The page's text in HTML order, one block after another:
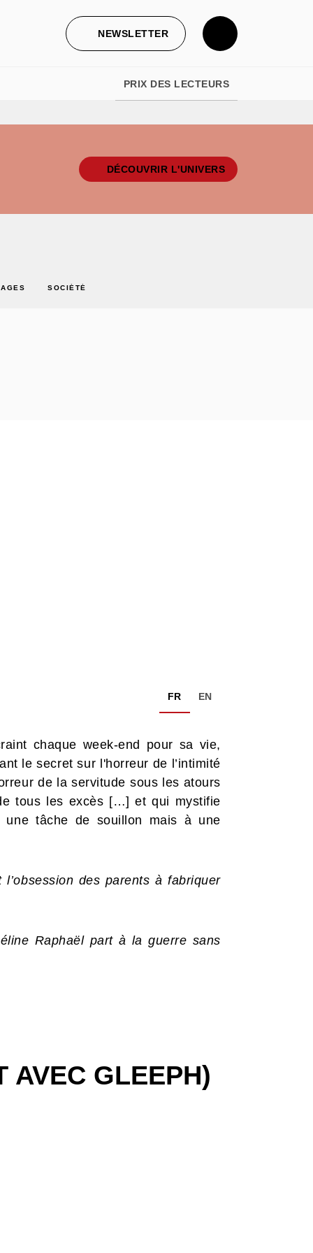
NEWSLETTER
PRIX DES LECTEURS
DÉCOUVRIR L'UNIVERS
SOCIÉTÉ
FR EN
chaque week-end pour sa vie,
le secret sur l'horreur de l’intimité
de la servitude sous les atours
tous les excès […] et qui mystifie
une tâche de souillon mais à une
des parents à fabriquer
Raphaël part à la guerre sans
AVEC GLEEPH)